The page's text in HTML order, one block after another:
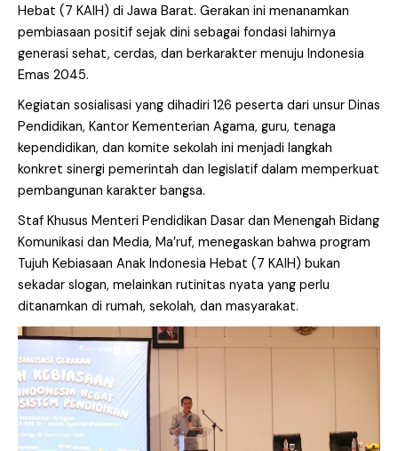
Hebat (7 KAIH) di Jawa Barat. Gerakan ini menanamkan
pembiasaan positif sejak dini sebagai fondasi lahirnya
generasi sehat, cerdas, dan berkarakter menuju Indonesia
Emas 2045.
Kegiatan sosialisasi yang dihadiri 126 peserta dari unsur Dinas
Pendidikan, Kantor Kementerian Agama, guru, tenaga
kependidikan, dan komite sekolah ini menjadi langkah
konkret sinergi pemerintah dan legislatif dalam memperkuat
pembangunan karakter bangsa.
Staf Khusus Menteri Pendidikan Dasar dan Menengah Bidang
Komunikasi dan Media, Ma’ruf, menegaskan bahwa program
Tujuh Kebiasaan Anak Indonesia Hebat (7 KAIH) bukan
sekadar slogan, melainkan rutinitas nyata yang perlu
ditanamkan di rumah, sekolah, dan masyarakat.